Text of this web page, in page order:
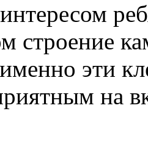
строение
эти
на